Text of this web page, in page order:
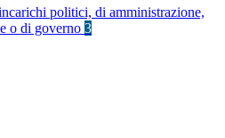
politici, di amministrazione,
o di governo 3